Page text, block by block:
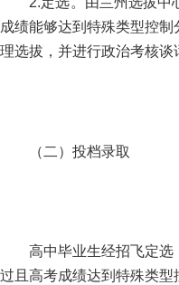
成绩能够达到特殊类型控
理选拔，并进行政治考核谈
（二）投档录取
高中毕业生经招飞定选
过且高考成绩达到特殊类